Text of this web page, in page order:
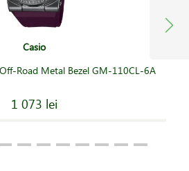
Casio
Road Metal Bezel GM-110CL-6A
1 073 lei